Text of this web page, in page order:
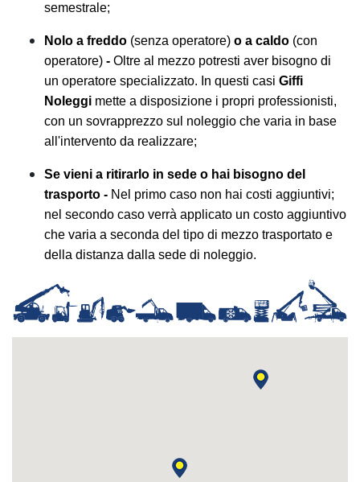
semestrale;
Nolo a freddo (senza operatore) o a caldo (con
operatore) - Oltre al mezzo potresti aver bisogno di
un operatore specializzato. In questi casi Giffi
Noleggi mette a disposizione i propri professionisti,
con un sovrapprezzo sul noleggio che varia in base
all'intervento da realizzare;
Se vieni a ritirarlo in sede o hai bisogno del
trasporto - Nel primo caso non hai costi aggiuntivi;
nel secondo caso verrà applicato un costo aggiuntivo
che varia a seconda del tipo di mezzo trasportato e
della distanza dalla sede di noleggio.